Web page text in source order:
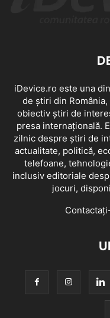
iDevice.ro este una
de știri din
obiectiv știri de
presa internațională.
zilnic despre știri de
actualitate, politică,
telefoane,
inclusiv editoriale
jocuri,